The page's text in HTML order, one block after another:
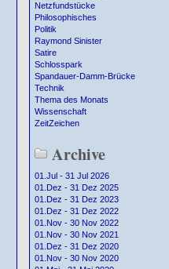
Netzfundstücke
Philosophisches
Politik
Raymond Sinister
Satire
Schlosspark
Spandauer-Damm-Brücke
Technik
Thema des Monats
Wissenschaft
ZeitZeichen
Archive
01.Jul - 31 Jul 2026
01.Dez - 31 Dez 2025
01.Dez - 31 Dez 2023
01.Dez - 31 Dez 2022
01.Nov - 30 Nov 2022
01.Nov - 30 Nov 2021
01.Dez - 31 Dez 2020
01.Nov - 30 Nov 2020